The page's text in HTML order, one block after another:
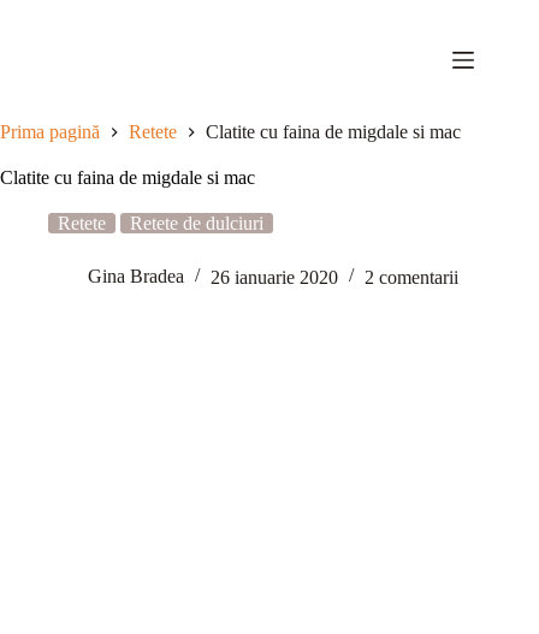
Prima pagină Retete Clatite cu faina de migdale si mac
Clatite cu faina de migdale si mac
Retete Retete de dulciuri
Gina Bradea 26 ianuarie 2020 2 comentarii